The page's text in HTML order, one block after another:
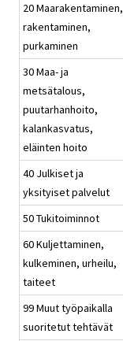
20 Maarakentaminen,
rakentaminen,
purkaminen
30 Maa- ja
metsätalous,
puutarhanhoito,
kalankasvatus,
eläinten hoito
40 Julkiset ja
yksityiset palvelut
50 Tukitoiminnot
60 Kuljettaminen,
kulkeminen, urheilu,
taiteet
99 Muut työpaikalla
suoritetut tehtävät